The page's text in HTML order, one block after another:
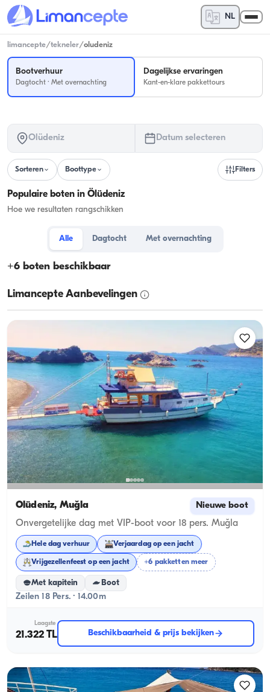
NL
limancepte/tekneler/oludeniz
Bootverhuur
Dagtocht · Met overnachting
Dagelijkse ervaringen
Kant-en-klare pakkettours
Ölüdeniz Datum selecteren
Sorteren Boottype Filters
Populaire boten in Ölüdeniz
Hoe we resultaten rangschikken
Alle Dagtocht Met overnachting
+6 boten beschikbaar
Limancepte Aanbevelingen
Ölüdeniz, Muğla Nieuwe boot
Onvergetelijke dag met VIP-boot voor 18 pers. Muğla
Hele dag verhuur Verjaardag op een jacht
Vrijgezellenfeest op een jacht +6 pakketten meer
Met kapitein Boot
Zeilen 18 Pers. · 14.00m
Laagste
21.322 TL Beschikbaarheid & prijs bekijken